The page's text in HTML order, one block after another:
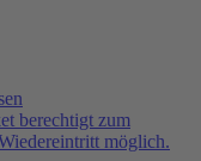
berechtigt zum
möglich.